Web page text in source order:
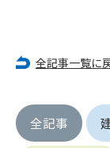
全記事一覧に
全記事
第5条（IDおよ
用および管理
2. 会員は、自己
その他形態を